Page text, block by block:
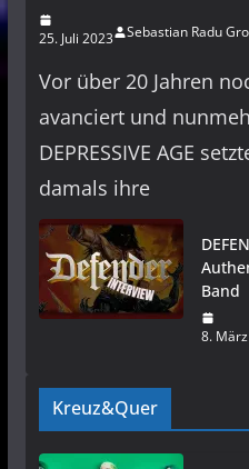
25. Juli 2023 Sebastian Radu
Vor über 20 Jahren
avanciert und
DEPRESSIVE AGE
damals ihre
Band
8.
Kreuz&Quer